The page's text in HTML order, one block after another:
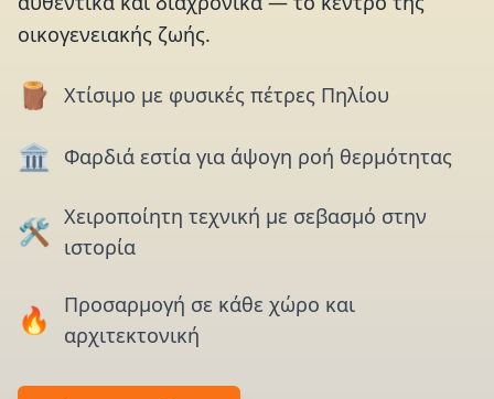
οικογενειακής ζωής.
🪵 Χτίσιμο με φυσικές πέτρες Πηλίου
🏛️ Φαρδιά εστία για άψογη ροή θερμότητας
🛠️ Χειροποίητη τεχνική με σεβασμό στην
ιστορία
🔥
Προσαρμογή σε κάθε χώρο και
αρχιτεκτονική